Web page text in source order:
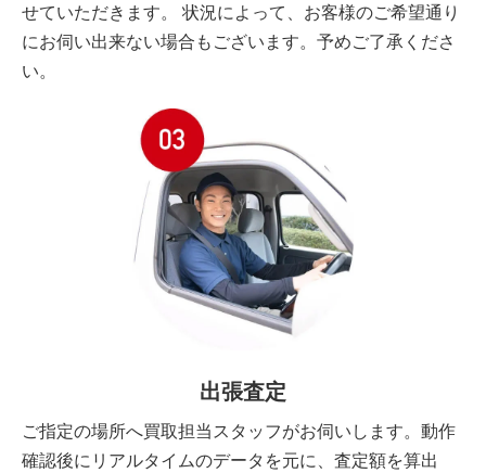
せていただきます。 状況によって、お客様のご希望通り
にお伺い出来ない場合もございます。予めご了承くださ
い。
出張査定
ご指定の場所へ買取担当スタッフがお伺いします。動作
確認後にリアルタイムのデータを元に、査定額を算出